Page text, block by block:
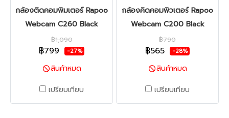
กล้องติดคอมพิมเตอร์ Rapoo
Webcam C260 Black
฿1,090
฿799 -27%
สินค้าหมด
เปรียบเทียบ
กล้องคิดคอมพิวเตอร์ Rapoo
Webcam C200 Black
฿790
฿565 -28%
สินค้าหมด
เปรียบเทียบ